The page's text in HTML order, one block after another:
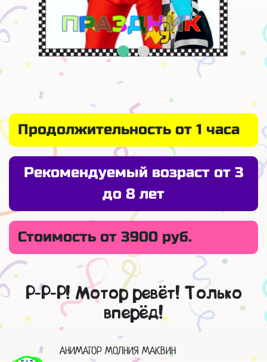
Продолжительность от 1 часа
Рекомендуемый возраст от 3
до 8 лет
Стоимость от 3900 руб.
Р-Р-Р! Мотор ревёт! Только
вперёд!
АНИМАТОР МОЛНИЯ МАКВИН